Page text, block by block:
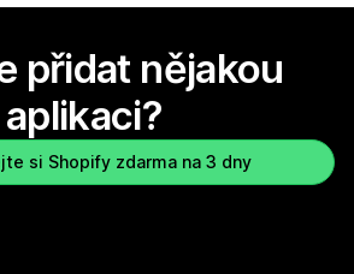
přidat nějakou
aplikaci?
si Shopify zdarma na 3 dny